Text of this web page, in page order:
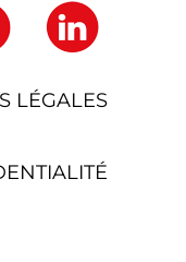
LÉGALES